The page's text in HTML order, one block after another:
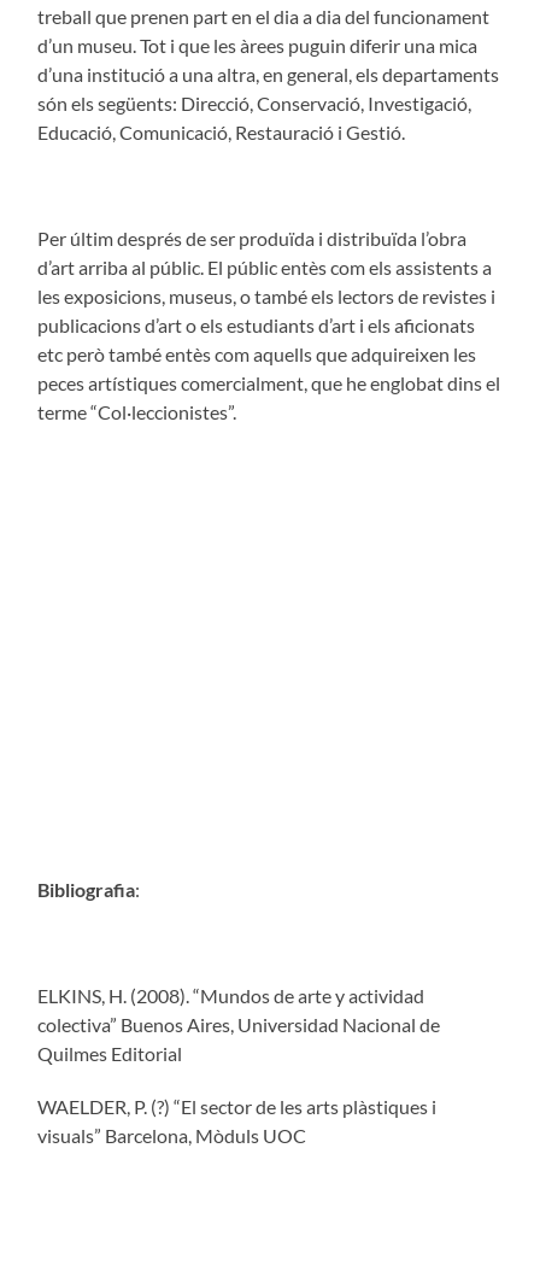
treball que prenen part en el dia a dia del funcionament
d’un museu. Tot i que les àrees puguin diferir una mica
d’una institució a una altra, en general, els departaments
són els següents: Direcció, Conservació, Investigació,
Educació, Comunicació, Restauració i Gestió.
Per últim després de ser produïda i distribuïda l’obra
d’art arriba al públic. El públic entès com els assistents a
les exposicions, museus, o també els lectors de revistes i
publicacions d’art o els estudiants d’art i els aficionats
etc però també entès com aquells que adquireixen les
peces artístiques comercialment, que he englobat dins el
terme “Col·leccionistes”.
Bibliografia:
ELKINS, H. (2008). “Mundos de arte y actividad
colectiva” Buenos Aires, Universidad Nacional de
Quilmes Editorial
WAELDER, P. (?) “El sector de les arts plàstiques i
visuals” Barcelona, Mòduls UOC